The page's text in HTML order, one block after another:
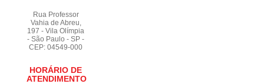
Rua Professor
Vahia de Abreu,
197 - Vila Olímpia
- São Paulo - SP -
CEP: 04549-000
HORÁRIO DE
ATENDIMENTO